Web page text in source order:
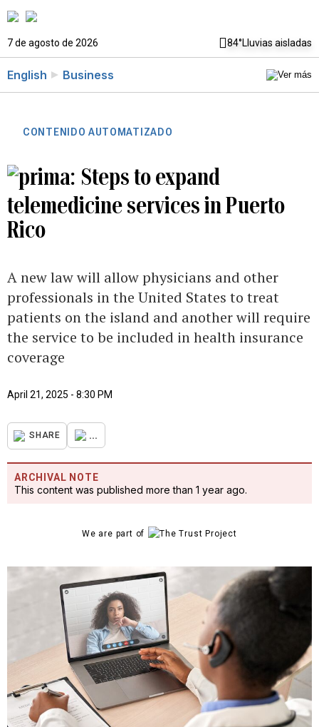
7 de agosto de 2026 84°Lluvias aisladas
English Business
CONTENIDO AUTOMATIZADO
Steps to expand
telemedicine services in Puerto
Rico
A new law will allow physicians and other
professionals in the United States to treat
patients on the island and another will require
the service to be included in health insurance
coverage
April 21, 2025 - 8:30 PM
SHARE ...
ARCHIVAL NOTE
This content was published more than 1 year ago.
We are part of